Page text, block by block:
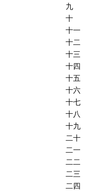
九 我
十 我
十一
十二
十三
十四
十五
十六
十七
十八
十九
二十
二一
二二
二三
二四